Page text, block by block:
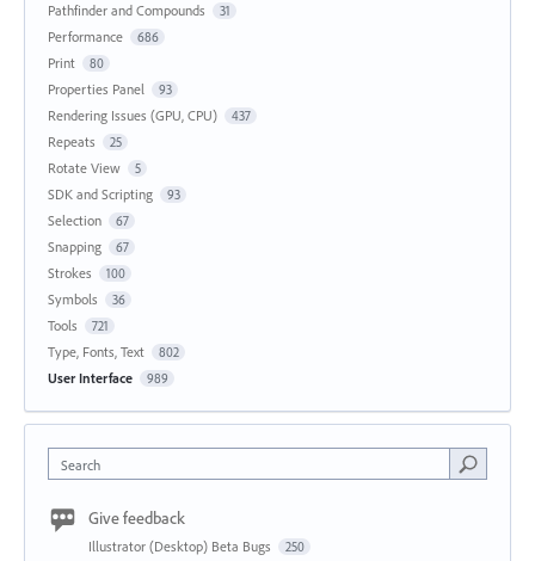
Pathfinder and Compounds 31
Performance 686
Print 80
Properties Panel 93
Rendering Issues (GPU, CPU) 437
Repeats 25
Rotate View 5
SDK and Scripting 93
Selection 67
Snapping 67
Strokes 100
Symbols 36
Tools 721
Type, Fonts, Text 802
User Interface 989
Search
Give feedback
Illustrator (Desktop) Beta Bugs 250